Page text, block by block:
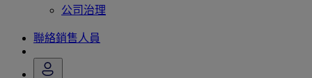
公司治理
聯絡銷售人員